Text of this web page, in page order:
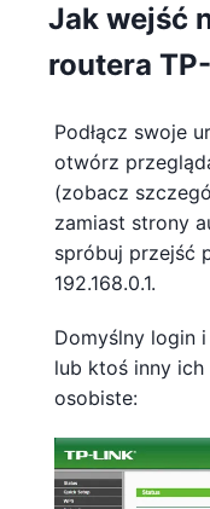
Jak wejść
routera
Podłącz swoje
otwórz
(zobacz
zamiast strony
spróbuj przejść
192.168.0.1.
Domyślny login
lub ktoś inny ich
osobiste: